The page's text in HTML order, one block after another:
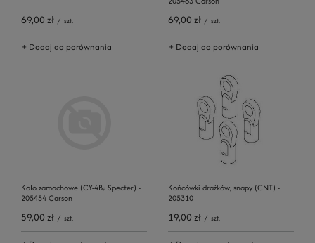
69,00 zł / szt.
+ Dodaj do porównania
69,00 zł / szt.
+ Dodaj do porównania
Koło zamachowe (CY-4B; Specter) -
205454 Carson
59,00 zł / szt.
Końcówki drażków, snapy (CNT) -
205310
19,00 zł / szt.